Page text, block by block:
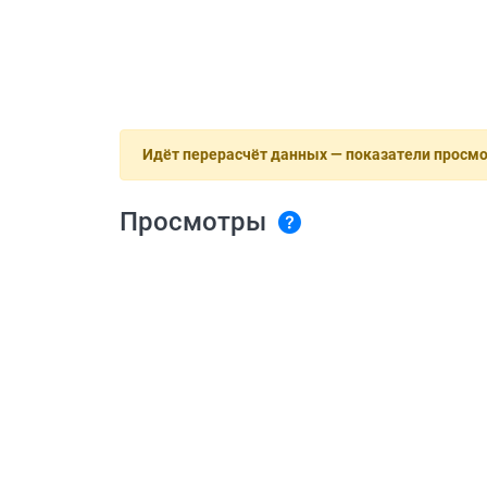
Идёт перерасчёт данных — показатели
Просмотры